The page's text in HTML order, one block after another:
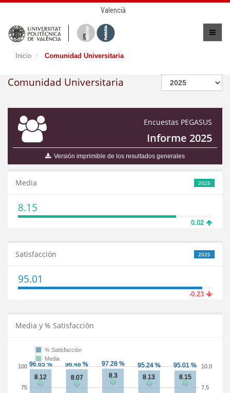
Valencià
Inicio Comunidad Universitaria
Comunidad Universitaria
Encuestas PEGASUS
Informe 2025
Versión imprimible de los resultados generales
2025
Media
8.15
0.02
2025
Satisfacción
95.01
-0.23
Media y % Satisfacción
75
100
7.5
10.0
% Satisfacción
Media